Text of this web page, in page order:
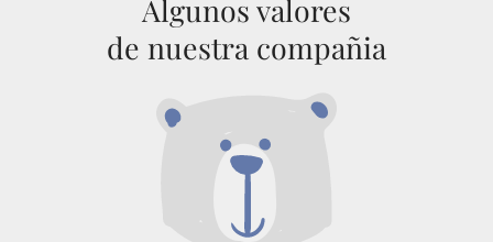
Algunos valores
de nuestra compañia